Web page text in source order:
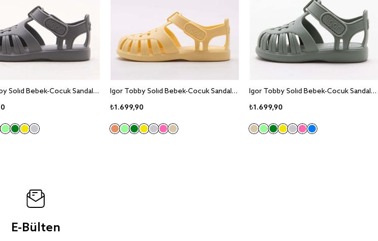
Igor Tobby Solid Bebek-Cocuk Sandalet S10271
Igor Tobby Solid Bebek-Cocuk Sandalet S10271
₺1.699,90
Igor Tobby Solid Bebek-Cocuk Sandalet S10271
₺1.699,90
E-Bülten